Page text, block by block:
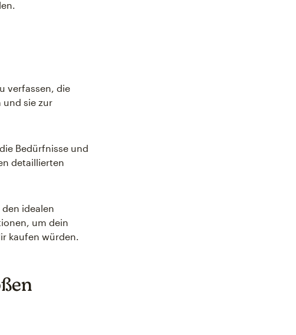
verfassen, die
und sie zur
Bedürfnisse und
detaillierten
den idealen
um dein
kaufen würden.